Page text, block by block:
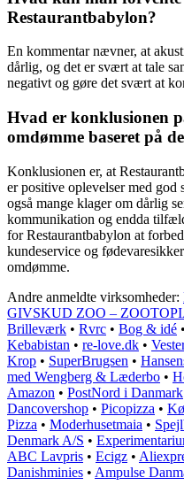
Restaurantbabylon?
En kommentar nævner, at
dårlig, og det er svært at tale
negativt og gøre det svært at
Hvad er konklusionen
omdømme baseret på
Konklusionen er, at
er positive oplevelser med
også mange klager om dårlig
kommunikation og endda
for Restaurantbabylon at
kundeservice og
omdømme.
Andre anmeldte virksomheder:
GIVSKUD ZOO –
Brilleværk • Rvrc • Bog & idé •
Kebabistan • re-love.dk •
Krop • SuperBrugsen •
med Wengberg & Læderbo •
Amazon • PostNord i Danmark
Dancovershop • Picopizza •
Pizza • Moderhusetmaia •
Denmark A/S •
ABC Lavpris • Ecigz •
Danishminies • Ampulse